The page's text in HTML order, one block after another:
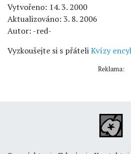
Vytvořeno: 14. 3. 2000
Aktualizováno: 3. 8. 2006
Autor: -red-
Vyzkoušejte si s přáteliKvízy
Reklama: